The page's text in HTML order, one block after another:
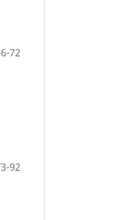
72
92